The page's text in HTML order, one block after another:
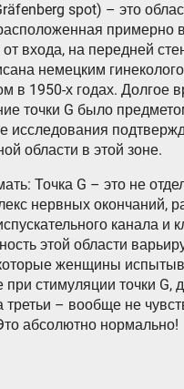
spot) – это
примерно
от входа, на передней
немецким
в 1950-х годах. Долгое
точки G было
исследования
области в этой зоне.
Точка G – это не
нервных окончаний,
канала и
этой области
женщины
стимуляции точки G,
третьи – вообще не
абсолютно нормально!